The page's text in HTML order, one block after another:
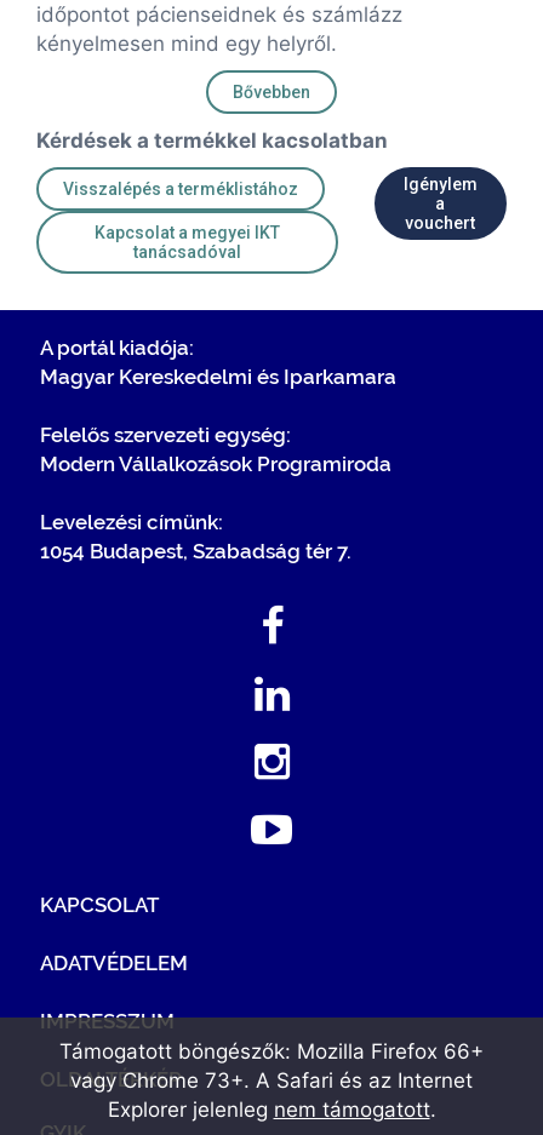
időpontot pácienseidnek és számlázz
kényelmesen mind egy helyről.
Bővebben
Kérdések a termékkel kacsolatban
Visszalépés a terméklistához
Kapcsolat a megyei IKT
tanácsadóval
Igénylem
a
vouchert
A portál kiadója:
Magyar Kereskedelmi és Iparkamara
Felelős szervezeti egység:
Modern Vállalkozások Programiroda
Levelezési címünk:
1054 Budapest, Szabadság tér 7.
KAPCSOLAT
ADATVÉDELEM
IMPRESSZUM
OLDALTÉRKÉP
Támogatott böngészők: Mozilla Firefox 66+
vagy Chrome 73+. A Safari és az Internet
Explorer jelenleg nem támogatott.